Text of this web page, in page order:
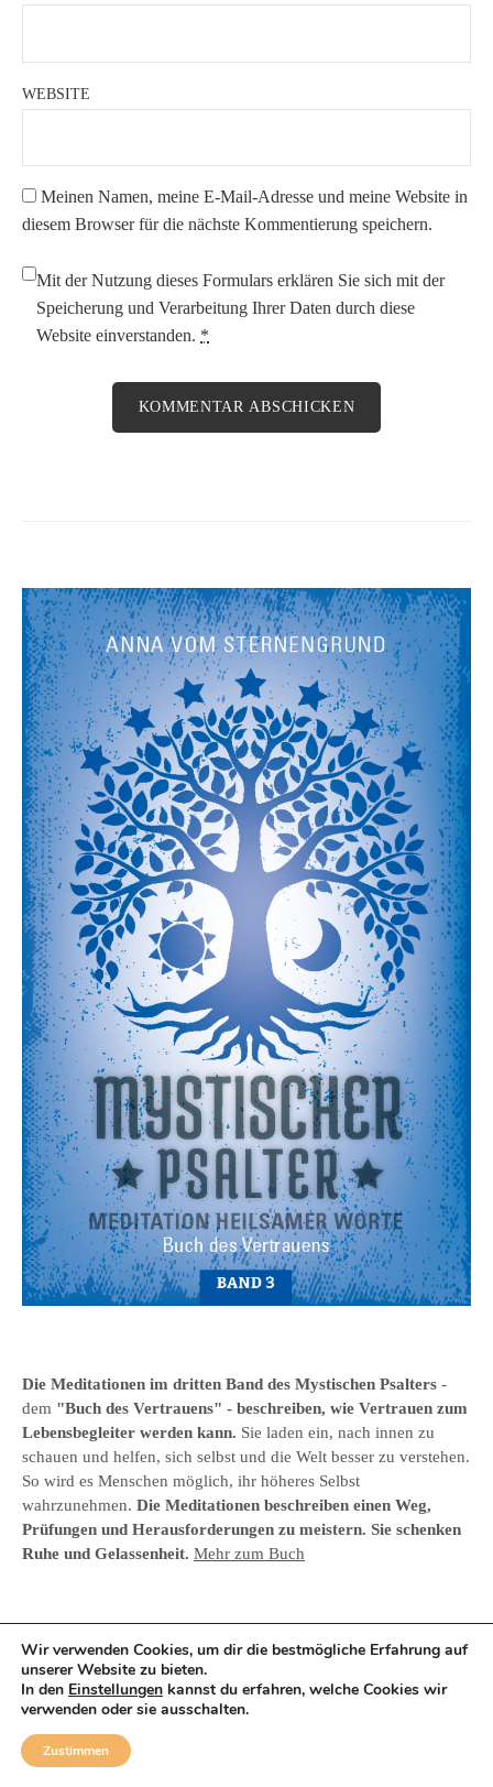
WEBSITE
Meinen Namen, meine E-Mail-Adresse und meine Website in
diesem Browser für die nächste Kommentierung speichern.
Mit der Nutzung dieses Formulars erklären Sie sich mit der
Speicherung und Verarbeitung Ihrer Daten durch diese
Website einverstanden. *
Die Meditationen im dritten Band des Mystischen Psalters -
dem "Buch des Vertrauens" - beschreiben, wie Vertrauen zum
Lebensbegleiter werden kann. Sie laden ein, nach innen zu
schauen und helfen, sich selbst und die Welt besser zu verstehen.
So wird es Menschen möglich, ihr höheres Selbst
wahrzunehmen. Die Meditationen beschreiben einen Weg,
Prüfungen und Herausforderungen zu meistern. Sie schenken
Ruhe und Gelassenheit. Mehr zum Buch
Wir verwenden Cookies, um dir die bestmögliche Erfahrung auf
unserer Website zu bieten.
In den Einstellungen kannst du erfahren, welche Cookies wir
verwenden oder sie ausschalten.
Zustimmen